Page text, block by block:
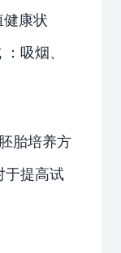
康状
吸烟、
胎培养方
于提高试